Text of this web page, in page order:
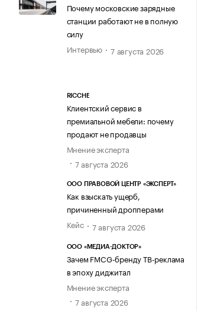
Почему московские зарядные
станции работают не в полную
силу
Интервью
7 августа 2026
RICCHE
Клиентский сервис в
премиальной мебели: почему
продают не продавцы
Мнение эксперта
7 августа 2026
ООО ПРАВОВОЙ ЦЕНТР «ЭКСПЕРТ»
Как взыскать ущерб,
причиненный дропперами
Кейс
7 августа 2026
ООО «МЕДИА-ДОКТОР»
Зачем FMCG-бренду ТВ-реклама
в эпоху диджитал
Мнение эксперта
7 августа 2026